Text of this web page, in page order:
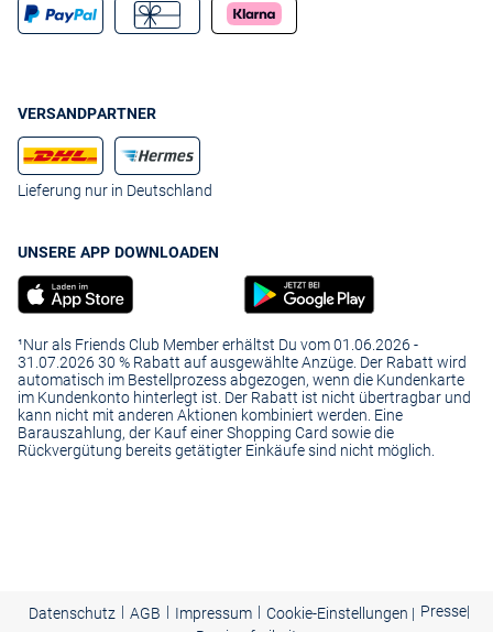
VERSANDPARTNER
Lieferung nur in Deutschland
UNSERE APP DOWNLOADEN
¹Nur als Friends Club Member erhältst Du vom 01.06.2026 -
31.07.2026 30 % Rabatt auf ausgewählte Anzüge. Der Rabatt wird
automatisch im Bestellprozess abgezogen, wenn die Kundenkarte
im Kundenkonto hinterlegt ist. Der Rabatt ist nicht übertragbar und
kann nicht mit anderen Aktionen kombiniert werden. Eine
Barauszahlung, der Kauf einer Shopping Card sowie die
Rückvergütung bereits getätigter Einkäufe sind nicht möglich.
Datenschutz | AGB | Impressum | Cookie-Einstellungen | Presse|